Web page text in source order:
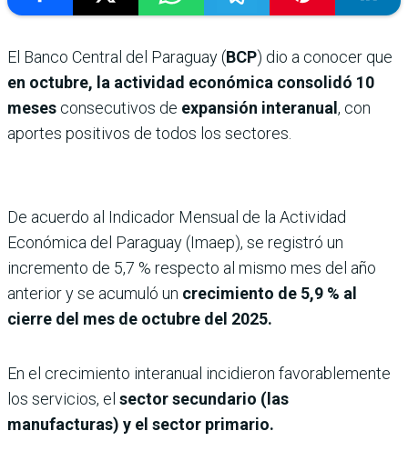
El Banco Central del Paraguay (BCP) dio a conocer que
en octubre, la actividad económica consolidó 10
meses consecutivos de expansión interanual, con
aportes positivos de todos los sectores.
De acuerdo al Indicador Mensual de la Actividad
Económica del Paraguay (Imaep), se registró un
incremento de 5,7 % respecto al mismo mes del año
anterior y se acumuló un crecimiento de 5,9 % al
cierre del mes de octubre del 2025.
En el crecimiento interanual incidieron favorablemente
los servicios, el sector secundario (las
manufacturas) y el sector primario.